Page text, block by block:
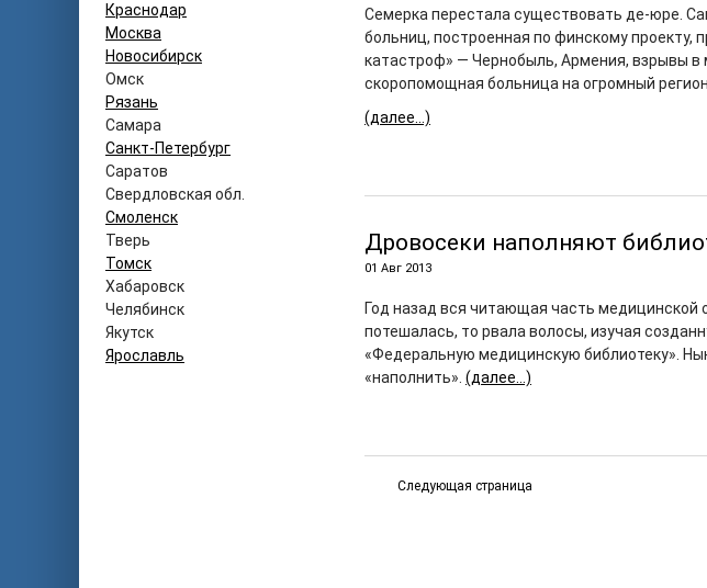
Краснодар
Москва
Новосибирск
Омск
Рязань
Самара
Санкт-Петербург
Саратов
Свердловская обл.
Смоленск
Тверь
Томск
Хабаровск
Челябинск
Якутск
Ярославль
Семерка перестала существовать де-юре.
больниц, построенная по финскому
катастроф» — Чернобыль, Армения, взрывы в
скоропомощная больница на огромный регион
(далее…)
Дровосеки наполняют
01 Авг 2013
Год назад вся читающая часть медицинской
потешалась, то рвала волосы, изучая
«Федеральную медицинскую библиотеку».
«наполнить». (далее…)
Следующая страница